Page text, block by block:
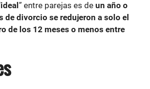
ideal ” entre parejas es de un año o
divorcio se redujeron a solo el
de los 12 meses o menos entre